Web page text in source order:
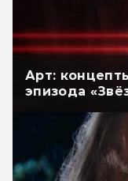
Арт:
эпизода